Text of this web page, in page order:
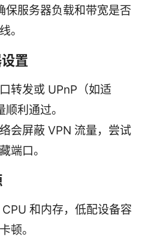
保服务器负载和带宽是否
。
置
转发或 UPnP（如适
利通过。
会屏蔽 VPN 流量，尝试
端口。
和内存，低配设备容
顿。